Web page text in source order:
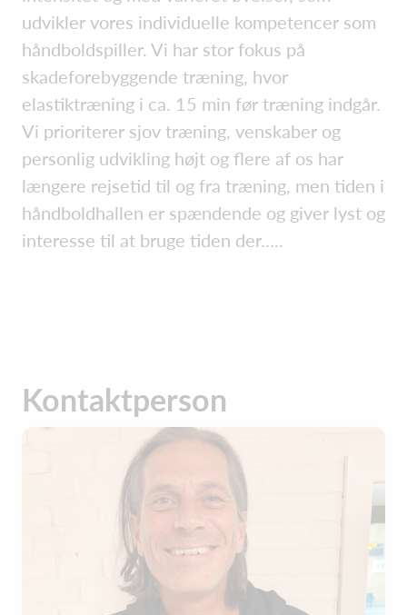
udvikler vores individuelle kompetencer som
håndboldspiller. Vi har stor fokus på
skadeforebyggende træning, hvor
elastiktræning i ca. 15 min før træning indgår.
Vi prioriterer sjov træning, venskaber og
personlig udvikling højt og flere af os har
længere rejsetid til og fra træning, men tiden i
håndboldhallen er spændende og giver lyst og
interesse til at bruge tiden der…..
Kontaktperson